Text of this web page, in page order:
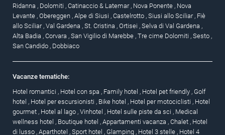
Ridanna , Dolomiti , Catinaccio & Latemar , Nova Ponente , Nova
Levante , Obereggen , Alpe di Siusi , Castelrotto , Siusi allo Sciliar , Fiè
allo Sciliar , Val Gardena , St. Cristina , Ortisei , Selva di Val Gardena ,
Alta Badia , Corvara , San Vigilio di Marebbe , Tre cime Dolomiti , Sesto ,
San Candido , Dobbiaco
Vacanze tematiche:
Hotel romantici , Hotel con spa , Family hotel , Hotel pet friendly , Golf
hotel , Hotel per escursionisti , Bike hotel , Hotel per motociclisti , Hotel
gourmet , Hotel al lago , Vinhotel , Hotel sulle piste da sci , Medical
wellness hotel , Boutique hotel , Appartamenti vacanza , Chalet , Hotel
di lusso , Aparthotel , Sport hotel , Glamping , Hotel 3 stelle , Hotel 4